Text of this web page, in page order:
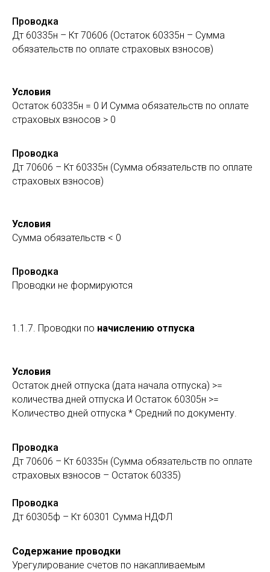
Проводка
Дт 60335н – Кт 70606 (Остаток 60335н – Сумма
обязательств по оплате страховых взносов)
Условия
Остаток 60335н = 0 И Сумма обязательств по оплате
страховых взносов > 0
Проводка
Дт 70606 – Кт 60335н (Сумма обязательств по оплате
страховых взносов)
Условия
Сумма обязательств < 0
Проводка
Проводки не формируются
1.1.7. Проводки по начислению отпуска
Условия
Остаток дней отпуска (дата начала отпуска) >=
количества дней отпуска И Остаток 60305н >=
Количество дней отпуска * Средний по документу.
Проводка
Дт 70606 – Кт 60335н (Сумма обязательств по оплате
страховых взносов – Остаток 60335)
Проводка
Дт 60305ф – Кт 60301 Сумма НДФЛ
Содержание проводки
Урегулирование счетов по накапливаемым